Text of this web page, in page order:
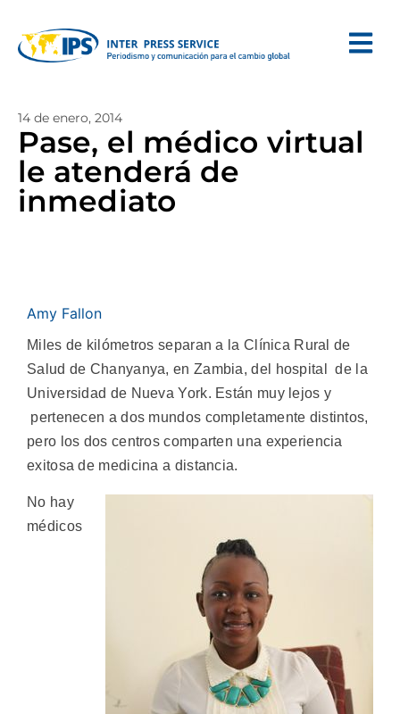
14 de enero, 2014
Pase, el médico virtual
le atenderá de
inmediato
Amy Fallon
Miles de kilómetros separan a la Clínica Rural de
Salud de Chanyanya, en Zambia, del hospital de la
Universidad de Nueva York. Están muy lejos y
pertenecen a dos mundos completamente distintos,
pero los dos centros comparten una experiencia
exitosa de medicina a distancia.
No hay
médicos